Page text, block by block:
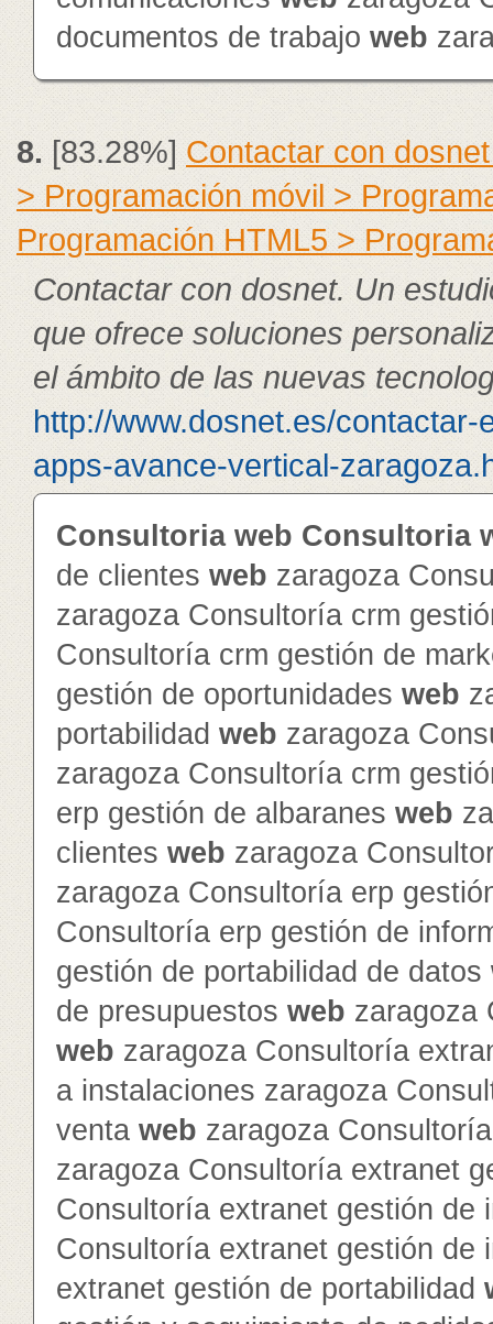
documentos de trabajo web
8. [83.28%]Contactar con
> Programación móvil >
Programación HTML5 >
Contactar con dosnet. Un
que ofrece soluciones
el ámbito de las nuevas
http://www.dosnet.es/
apps-avance-vertical-
Consultoria web Consultoria
de clientes web zaragoza
zaragoza Consultoría crm
Consultoría crm gestión de
gestión de oportunidades web
portabilidad web zaragoza
zaragoza Consultoría crm
erp gestión de albaranes web
clientes web zaragoza
zaragoza Consultoría erp
Consultoría erp gestión de
gestión de portabilidad de datos
de presupuestos web zaragoza
web zaragoza Consultoría
a instalaciones zaragoza
venta web zaragoza
zaragoza Consultoría extranet
Consultoría extranet gestión de
Consultoría extranet gestión de
extranet gestión de portabilidad